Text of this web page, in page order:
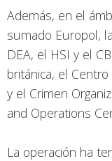
Además, en el
sumado Europol,
DEA, el HSI y el
británica, el
y el Crimen
and Operations
La operación ha